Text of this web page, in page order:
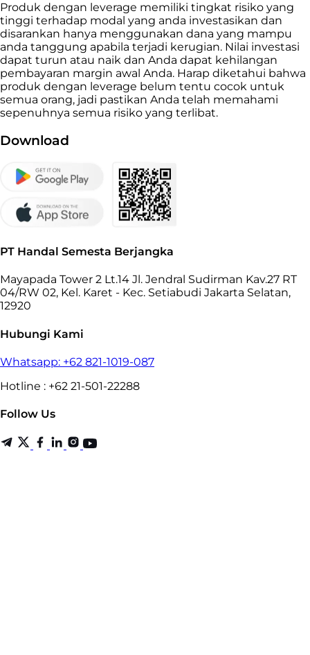
Produk dengan leverage memiliki tingkat risiko yang
tinggi terhadap modal yang anda investasikan dan
disarankan hanya menggunakan dana yang mampu
anda tanggung apabila terjadi kerugian. Nilai investasi
dapat turun atau naik dan Anda dapat kehilangan
pembayaran margin awal Anda. Harap diketahui bahwa
produk dengan leverage belum tentu cocok untuk
semua orang, jadi pastikan Anda telah memahami
sepenuhnya semua risiko yang terlibat.
Download
PT Handal Semesta Berjangka
Mayapada Tower 2 Lt.14 Jl. Jendral Sudirman Kav.27 RT
04/RW 02, Kel. Karet - Kec. Setiabudi Jakarta Selatan,
12920
Hubungi Kami
Whatsapp: +62 821-1019-087
Hotline : +62 21-501-22288
Follow Us